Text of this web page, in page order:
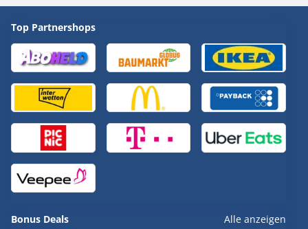
Top Partnershops
Bonus Deals Alle anzeigen